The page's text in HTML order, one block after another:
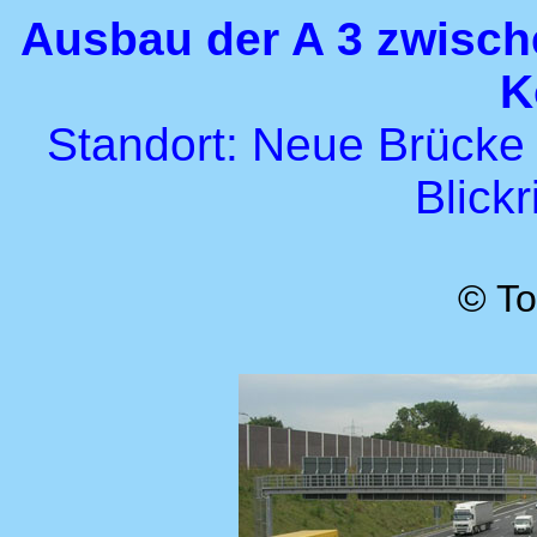
Ausbau der A 3
Standort: Neue
©